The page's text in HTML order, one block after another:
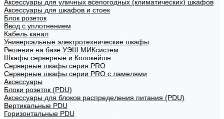
Аксессуары для уличных всепогодных (климатических) шкафов
Аксессуары для шкафов и стоек
Блок розеток
Ввод с уплотнением
Кабель канал
Универсальные электротехнические шкафы
Решения на базе УЭШ МИКсистем
Шкафы серверные и Колокейшн
Серверные шкафы серия PRO
Серверные шкафы серии PRO с ламелями
Аксессуары
Блоки розеток (PDU)
Аксессуары для блоков распределения питания (PDU)
Вертикальные PDU
Горизонтальные PDU